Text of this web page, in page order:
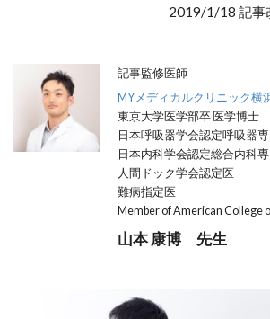
2019/1/18 記事
記事監修医師
MYメディカルクリニック横
東京大学医学部卒 医学博士
日本呼吸器学会認定呼吸器
日本内科学会認定総合内科
人間ドック学会認定医
難病指定医
Member of American College
山本 康博 先生